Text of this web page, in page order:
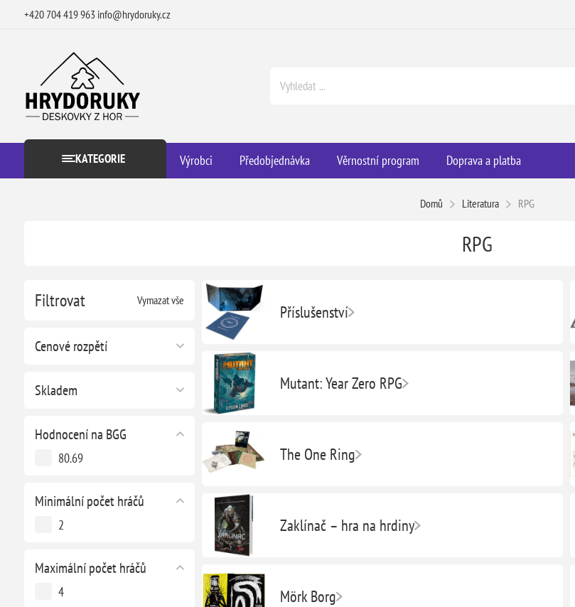
+420 704 419 963 info@hrydoruky.cz
KATEGORIE Výrobci Předobjednávka Věrnostní program Doprava a platba
Domů Literatura RPG
Filtrovat Vymazat vše
Cenové rozpětí
Skladem
Hodnocení na BGG
80.69
Minimální počet hráčů
2
Maximální počet hráčů
4
RPG
Příslušenství
Mutant: Year Zero RPG
The One Ring
Zaklínač – hra na hrdiny
Mörk Borg